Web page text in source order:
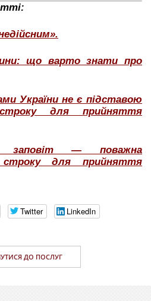
що варто знати про
України не є підставою
для прийняття
— поважна
строку для прийняття
Twitter LinkedIn
ДО ПОСЛУГ